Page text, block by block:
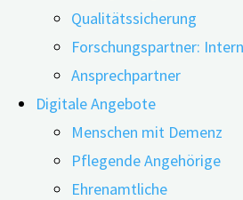
Qualitätssicherung
Forschungspartner:
Ansprechpartner
Digitale Angebote
Menschen mit Demenz
Pflegende Angehörige
Ehrenamtliche
Autos, Züge, Baustellen –
Umgebungslärm in der US-